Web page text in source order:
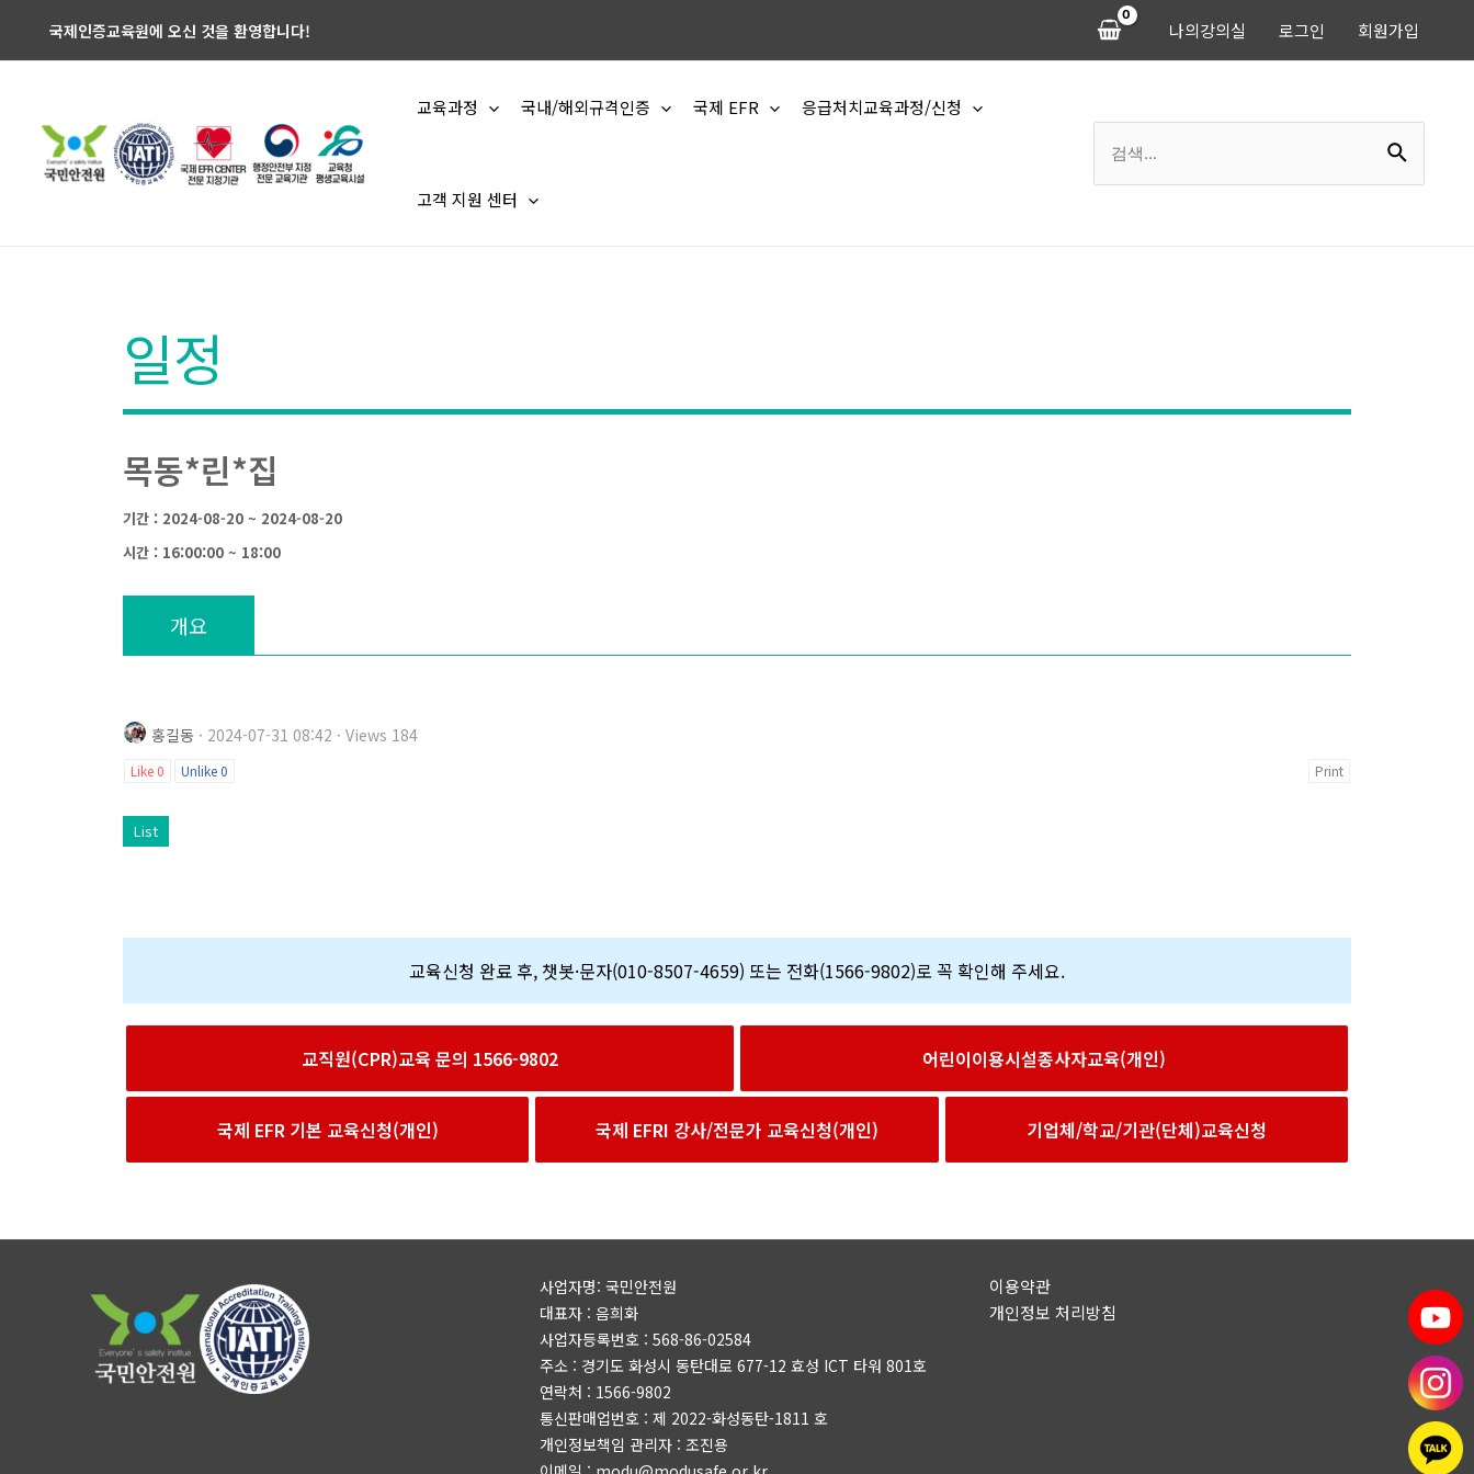
국제인증교육원에 오신 것을 환영합니다! 나의강의실 로그인 회원가입
교육과정 국내/해외규격인증 국제 EFR 응급처치교육과정/신청
고객 지원 센터
일정
목동*린*집
기간 : 2024-08-20 ~ 2024-08-20
시간 : 16:00:00 ~ 18:00
개요
홍길동 · 2024-07-31 08:42 · Views 184
Like 0 Unlike0 Print
List
교육신청 완료 후, 챗봇·문자(010-8507-4659) 또는 전화(1566-9802)로 꼭 확인해 주세요.
교직원(CPR)교육 문의 1566-9802 어린이이용시설종사자교육(개인)
국제 EFR 기본 교육신청(개인) 국제 EFRI 강사/전문가 교육신청(개인) 기업체/학교/기관(단체)교육신청
사업자명: 국민안전원
대표자 : 음희화
사업자등록번호 : 568-86-02584
주소 : 경기도 화성시 동탄대로 677-12 효성 ICT 타워 801호
연락처 : 1566-9802
통신판매업번호 : 제 2022-화성동탄-1811 호
개인정보책임 관리자 : 조진용
이용약관
개인정보 처리방침